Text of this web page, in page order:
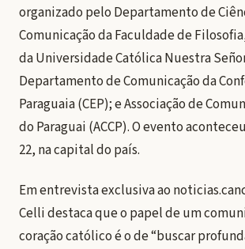
organizado pelo Departamento de
Comunicação da Faculdade de
da Universidade Católica Nuestra
Departamento de Comunicação da
Paraguaia (CEP); e Associação de
do Paraguai (ACCP). O evento
22, na capital do país.
Em entrevista exclusiva ao
Celli destaca que o papel de um
coração católico é o de “buscar